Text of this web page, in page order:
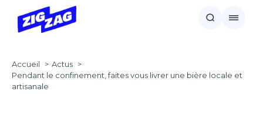
Accueil
Actus
Pendant le confinement, faites vous livrer une bière locale et
artisanale